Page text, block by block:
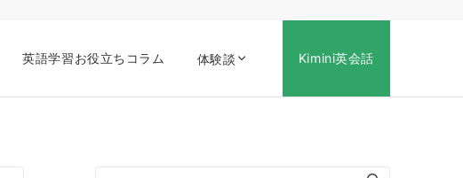
英語学習お役立ちコラム 体験談 Kimini英会話